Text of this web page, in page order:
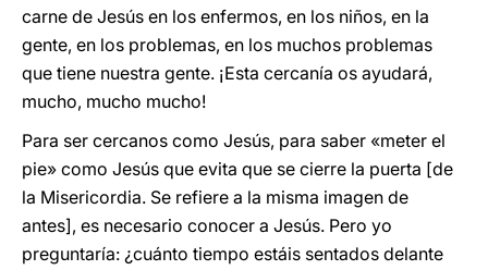
carne de Jesús en los enfermos, en los niños, en la
gente, en los problemas, en los muchos problemas
que tiene nuestra gente. ¡Esta cercanía os ayudará,
mucho, mucho mucho!
Para ser cercanos como Jesús, para saber «meter el
pie» como Jesús que evita que se cierre la puerta [de
la Misericordia. Se refiere a la misma imagen de
antes], es necesario conocer a Jesús. Pero yo
preguntaría: ¿cuánto tiempo estáis sentados delante